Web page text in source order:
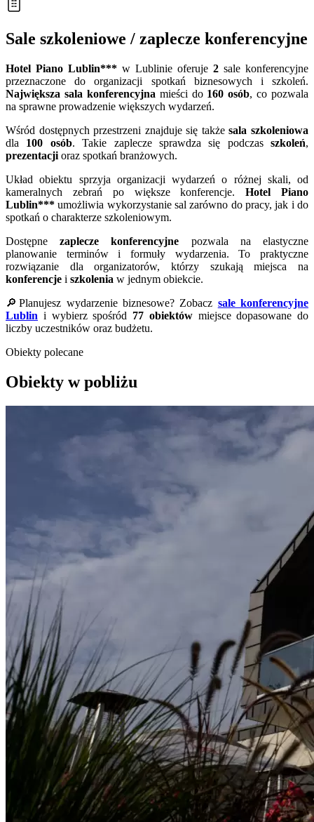
Sale szkoleniowe / zaplecze konferencyjne
Hotel Piano Lublin*** w Lublinie oferuje 2 sale konferencyjne
przeznaczone do organizacji spotkań biznesowych i szkoleń.
Największa sala konferencyjna mieści do 160 osób, co pozwala
na sprawne prowadzenie większych wydarzeń.
Wśród dostępnych przestrzeni znajduje się takżesala szkoleniowa
dla 100 osób. Takie zaplecze sprawdza się podczas szkoleń,
prezentacji oraz spotkań branżowych.
Układ obiektu sprzyja organizacji wydarzeń o różnej skali, od
kameralnych zebrań po większe konferencje.Hotel Piano
Lublin*** umożliwia wykorzystanie sal zarówno do pracy, jak i do
spotkań o charakterze szkoleniowym.
Dostępnezaplecze konferencyjne pozwala na elastyczne
planowanie terminów i formuły wydarzenia. To praktyczne
rozwiązanie dla organizatorów, którzy szukają miejsca na
konferencje i szkolenia w jednym obiekcie.
🔎Planujesz wydarzenie biznesowe? Zobacz sale konferencyjne
Lublin i wybierz spośród 77 obiektówmiejsce dopasowane do
liczby uczestników oraz budżetu.
Obiekty polecane
Obiekty w pobliżu